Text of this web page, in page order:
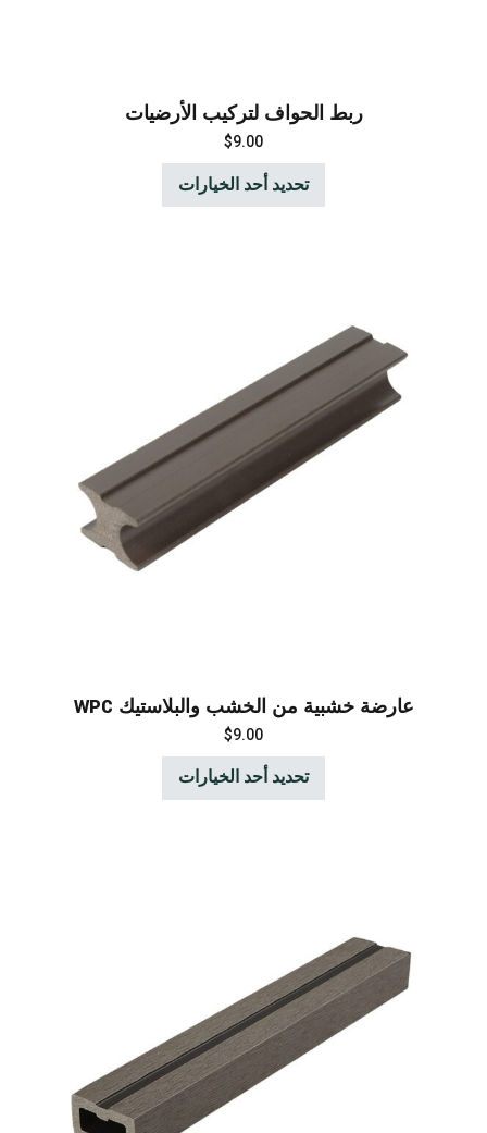
ربط الحواف لتركيب الأرضيات
$9.00
تحديد أحد الخيارات
عارضة خشبية من الخشب والبلاستيك WPC
$9.00
تحديد أحد الخيارات